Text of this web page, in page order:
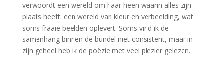
verwoordt een wereld om haar heen waarin alles zijn
plaats heeft: een wereld van kleur en verbeelding, wat
soms fraaie beelden oplevert. Soms vind ik de
samenhang binnen de bundel niet consistent, maar in
zijn geheel heb ik de poëzie met veel plezier gelezen.